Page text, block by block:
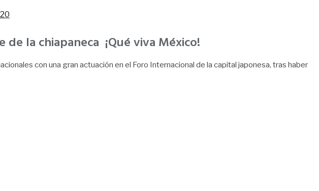
la chiapaneca ¡Qué viva México!
con una gran actuación en el Foro Internacional de la capital japonesa, tras haber